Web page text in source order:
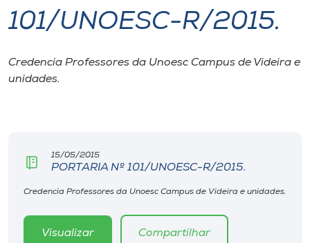
I.nova
Diplomados
CPA
Biblioteca
Editora
101/UNOESC-R/2015.
Credencia Professores da Unoesc Campus de Videira e
unidades.
15/05/2015
PORTARIA Nº 101/UNOESC-R/2015.
Credencia Professores da Unoesc Campus de Videira e unidades.
Visualizar Compartilhar